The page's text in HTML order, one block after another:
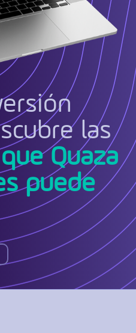
las
que Quaza
puede